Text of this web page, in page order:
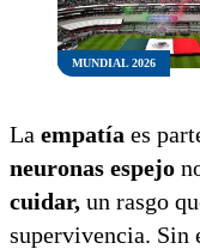
MUNDIAL 2026
La empatía es
neuronas espejo
cuidar, un rasgo
supervivencia. Sin